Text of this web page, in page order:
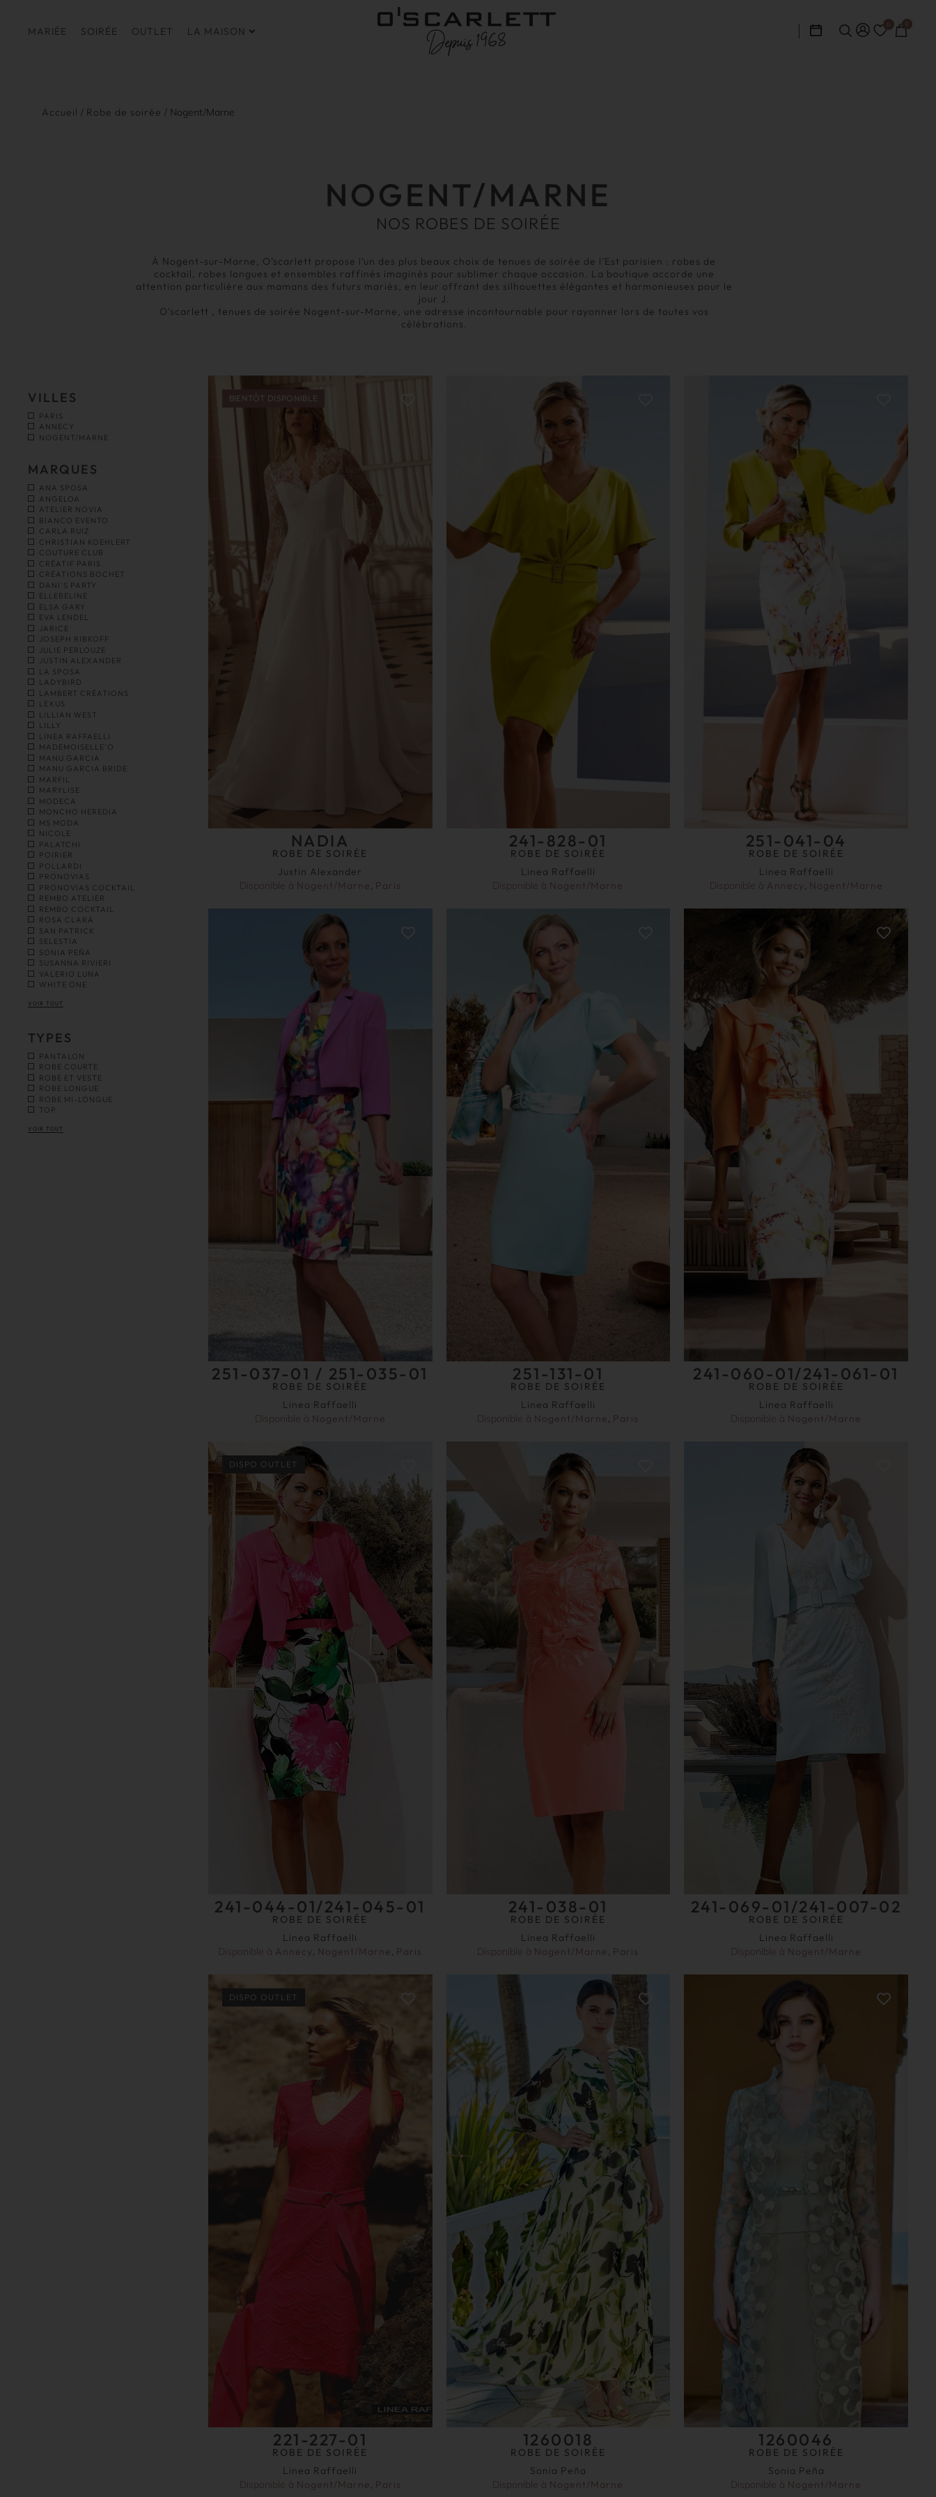
MARIÉE SOIRÉE OUTLET LA MAISON
Accueil / Robe de soirée / Nogent/Marne
NOGENT/MARNE
NOS ROBES DE SOIRÉE
À Nogent-sur-Marne, O’scarlett propose l’un des plus beaux choix de tenues de soirée de l’Est parisien : robes de
cocktail, robes longues et ensembles raffinés imaginés pour sublimer chaque occasion. La boutique accorde une
attention particulière aux mamans des futurs mariés, en leur offrant des silhouettes élégantes et harmonieuses pour le
jour J.
O’scarlett , tenues de soirée Nogent-sur-Marne, une adresse incontournable pour rayonner lors de toutes vos
célébrations.
VILLES
PARIS
ANNECY
NOGENT/MARNE
MARQUES
ANA SPOSA
ANGELOA
ATELIER NOVIA
BIANCO EVENTO
CARLA RUIZ
CHRISTIAN KOEHLERT
COUTURE CLUB
CRÉATIF PARIS
CRÉATIONS BOCHET
DANI'S PARTY
ELLEBELINE
ELSA GARY
EVA LENDEL
JARICE
JOSEPH RIBKOFF
JULIE PERLOUZE
JUSTIN ALEXANDER
LA SPOSA
LADYBIRD
LAMBERT CRÉATIONS
LEXUS
LILLIAN WEST
LILLY
LINEA RAFFAELLI
MADEMOISELLE'O
MANU GARCIA
MANU GARCIA BRIDE
MARFIL
MARYLISE
MODECA
MONCHO HEREDIA
MS MODA
NICOLE
PALATCHI
POIRIER
POLLARDI
PRONOVIAS
PRONOVIAS COCKTAIL
REMBO ATELIER
REMBO COCKTAIL
ROSA CLARA
SAN PATRICK
SELESTIA
SONIA PEÑA
SUSANNA RIVIERI
VALERIO LUNA
WHITE ONE
VOIR TOUT
TYPES
PANTALON
ROBE COURTE
ROBE ET VESTE
ROBE LONGUE
ROBE MI-LONGUE
TOP
VOIR TOUT
BIENTÔT DISPONIBLE
NADIA
ROBE DE SOIRÉE
Justin Alexander
Disponible à Nogent/Marne, Paris
241-828-01
ROBE DE SOIRÉE
Linea Raffaelli
Disponible à Nogent/Marne
251-041-04
ROBE DE SOIRÉE
Linea Raffaelli
Disponible à Annecy, Nogent/Marne
251-037-01 / 251-035-01
ROBE DE SOIRÉE
Linea Raffaelli
Disponible à Nogent/Marne
251-131-01
ROBE DE SOIRÉE
Linea Raffaelli
Disponible à Nogent/Marne, Paris
241-060-01/241-061-01
ROBE DE SOIRÉE
Linea Raffaelli
Disponible à Nogent/Marne
DISPO OUTLET
241-044-01/241-045-01
ROBE DE SOIRÉE
Linea Raffaelli
Disponible à Annecy, Nogent/Marne, Paris
241-038-01
ROBE DE SOIRÉE
Linea Raffaelli
Disponible à Nogent/Marne, Paris
241-069-01/241-007-02
ROBE DE SOIRÉE
Linea Raffaelli
Disponible à Nogent/Marne
DISPO OUTLET
221-227-01
ROBE DE SOIRÉE
Linea Raffaelli
Disponible à Nogent/Marne, Paris
1260018
ROBE DE SOIRÉE
Sonia Peña
Disponible à Nogent/Marne
1260046
ROBE DE SOIRÉE
Sonia Peña
Disponible à Nogent/Marne